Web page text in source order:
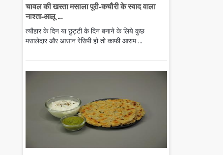
चावल की खस्ता मसाला पूरी-कचौरी के स्वाद वाला
नाश्ता-आलू ...
त्यौहार के दिन या छुट्टी के दिन बनाने के लिये कुछ
मसालेदार और आसान रेसिपी हो तो काफी आराम ...